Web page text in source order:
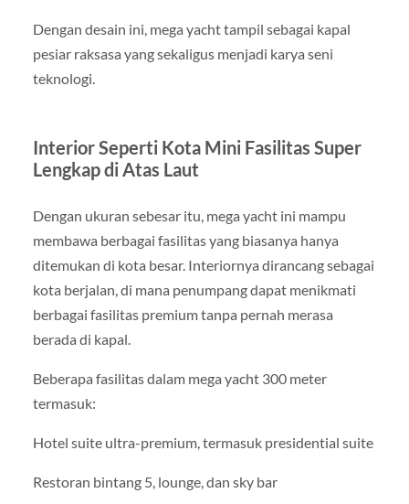
Dengan desain ini, mega yacht tampil sebagai kapal
pesiar raksasa yang sekaligus menjadi karya seni
teknologi.
Interior Seperti Kota Mini Fasilitas Super
Lengkap di Atas Laut
Dengan ukuran sebesar itu, mega yacht ini mampu
membawa berbagai fasilitas yang biasanya hanya
ditemukan di kota besar. Interiornya dirancang sebagai
kota berjalan, di mana penumpang dapat menikmati
berbagai fasilitas premium tanpa pernah merasa
berada di kapal.
Beberapa fasilitas dalam mega yacht 300 meter
termasuk:
Hotel suite ultra-premium, termasuk presidential suite
Restoran bintang 5, lounge, dan sky bar